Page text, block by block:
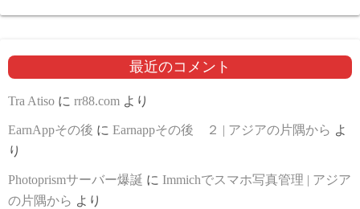
最近のコメント
Tra Atiso に rr88.com より
EarnAppその後 に Earnappその後 ２ | アジアの片隅から よ
り
Photoprismサーバー爆誕 に Immichでスマホ写真管理 | アジア
の片隅から より